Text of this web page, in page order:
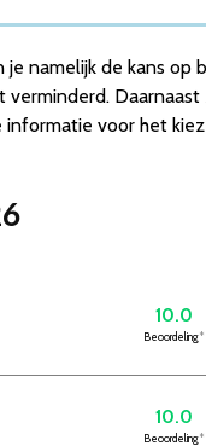
namelijk de kans op
voor het
10.0
Beoordeling*
10.0
Beoordeling*